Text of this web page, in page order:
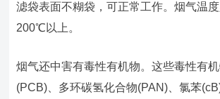
滤袋表面不糊袋，可正常工作。烟气温
200℃以上。
烟气还中害有毒性有机物。这些毒性有
(PCB)、多环碳氢化合物(PAN)、氯苯